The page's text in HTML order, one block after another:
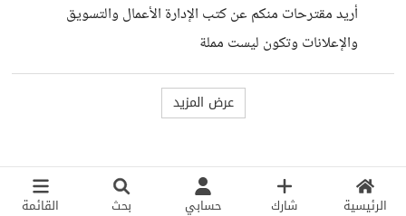
الرئيسية شارك حسابي بحث القائمة
والألفة،وقلبي مستقر آمن، علمت معنى الحنان معكَ..فوحدك مَن
غمرني به. #آية_الدرديري
أريد مقترحات منكم عن كتب الإدارة الأعمال والتسويق
والإعلانات وتكون ليست مملة